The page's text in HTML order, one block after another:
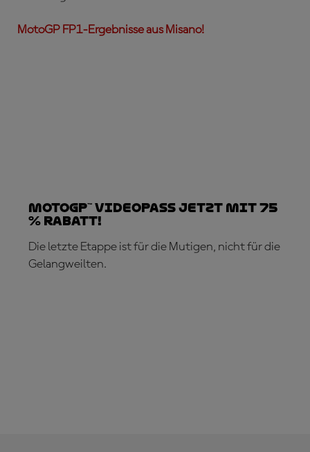
MotoGP FP1-Ergebnisse aus Misano!
MotoGP™ VideoPass jetzt mit 75
% Rabatt!
Die letzte Etappe ist für die Mutigen, nicht für die
Gelangweilten.